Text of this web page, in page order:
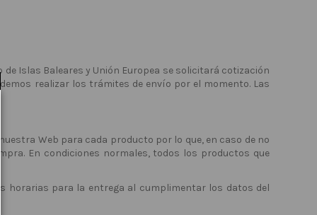
Islas Baleares y Unión Europea se solicitará cotización
realizar los trámites de envío por el momento. Las
Web para cada producto por lo que, en caso de no
En condiciones normales, todos los productos que
horarias para la entrega al cumplimentar los datos del